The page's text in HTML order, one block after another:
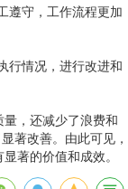
遵守，工作流程更加
行情况，进行改进和
，还减少了浪费和
著改善。由此可见，
著的价值和成效。